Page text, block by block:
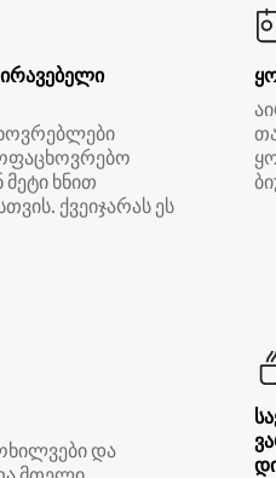
ხნით
ქვეიჯარას ეს
და